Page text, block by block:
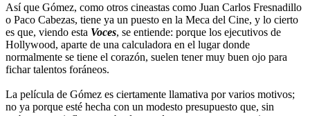
Así que Gómez, como otros cineastas como Juan Carlos Fresnadillo
o Paco Cabezas, tiene ya un puesto en la Meca del Cine, y lo cierto
es que, viendo esta Voces, se entiende: porque los ejecutivos de
Hollywood, aparte de una calculadora en el lugar donde
normalmente se tiene el corazón, suelen tener muy buen ojo para
fichar talentos foráneos.
La película de Gómez es ciertamente llamativa por varios motivos;
no ya porque esté hecha con un modesto presupuesto que, sin